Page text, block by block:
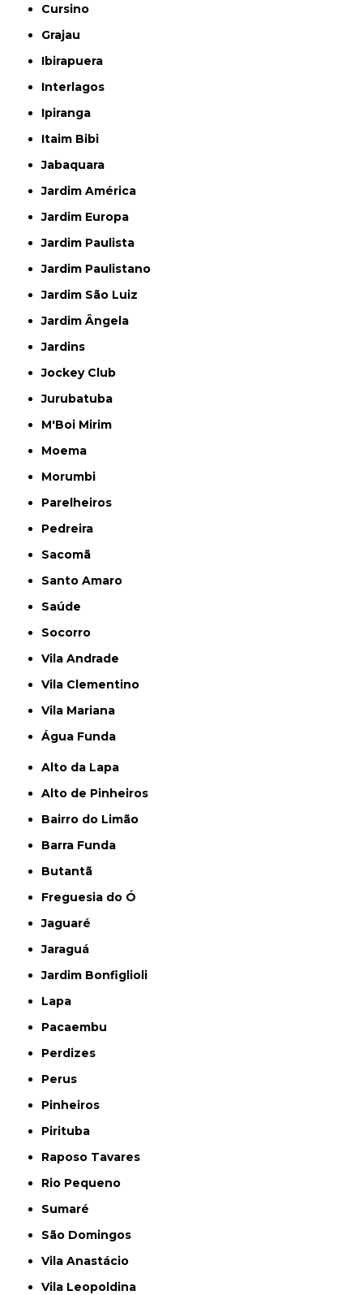
Cursino
Grajau
Ibirapuera
Interlagos
Ipiranga
Itaim Bibi
Jabaquara
Jardim América
Jardim Europa
Jardim Paulista
Jardim Paulistano
Jardim São Luiz
Jardim Ângela
Jardins
Jockey Club
Jurubatuba
M'Boi Mirim
Moema
Morumbi
Parelheiros
Pedreira
Sacomã
Santo Amaro
Saúde
Socorro
Vila Andrade
Vila Clementino
Vila Mariana
Água Funda
Alto da Lapa
Alto de Pinheiros
Bairro do Limão
Barra Funda
Butantã
Freguesia do Ó
Jaguaré
Jaraguá
Jardim Bonfiglioli
Lapa
Pacaembu
Perdizes
Perus
Pinheiros
Pirituba
Raposo Tavares
Rio Pequeno
Sumaré
São Domingos
Vila Anastácio
Vila Leopoldina